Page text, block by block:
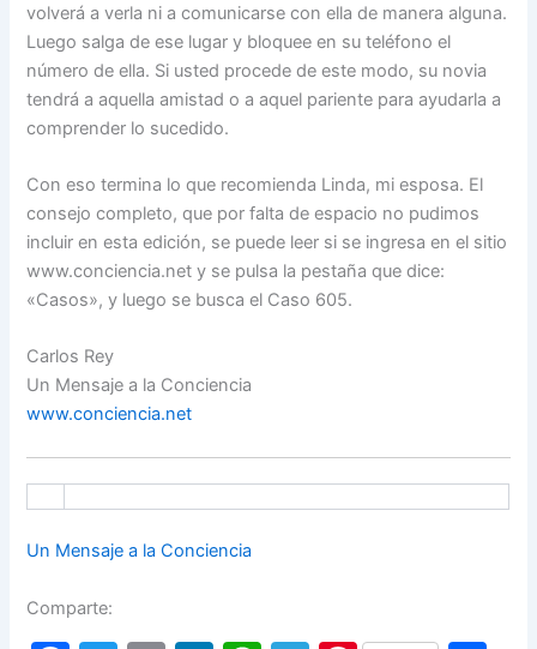
volverá a verla ni a comunicarse con ella de manera alguna.
Luego salga de ese lugar y bloquee en su teléfono el
número de ella. Si usted procede de este modo, su novia
tendrá a aquella amistad o a aquel pariente para ayudarla a
comprender lo sucedido.
Con eso termina lo que recomienda Linda, mi esposa. El
consejo completo, que por falta de espacio no pudimos
incluir en esta edición, se puede leer si se ingresa en el sitio
www.conciencia.net y se pulsa la pestaña que dice:
«Casos», y luego se busca el Caso 605.
Carlos Rey
Un Mensaje a la Conciencia
www.conciencia.net
Un Mensaje a la Conciencia
Comparte: